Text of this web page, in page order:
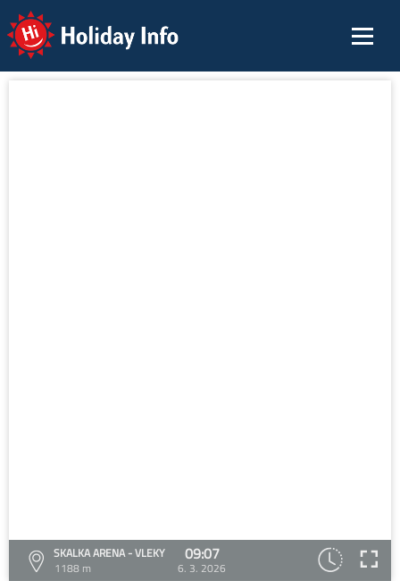
Holiday Info
SKALKA ARENA - VLEKY
1188 m
09:07
6. 3. 2026